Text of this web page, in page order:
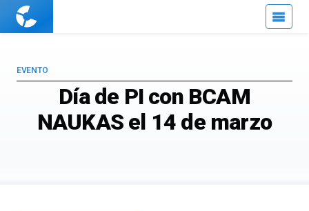
Cuaderno
Día de PI con BCAM
NAUKAS el 14 de marzo
EVENTO